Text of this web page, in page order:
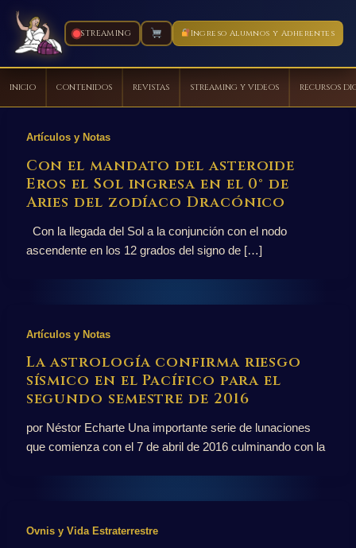
STREAMING Ingreso Alumnos y Adherentes
INICIO CONTENIDOS REVISTAS STREAMING Y VIDEOS RECURSOS
Artículos y Notas
Con el mandato del asteroide
Eros el Sol ingresa en el 0° de
Aries del zodíaco Dracónico
Con la llegada del Sol a la conjunción con el nodo
ascendente en los 12 grados del signo de […]
Artículos y Notas
La astrología confirma riesgo
sísmico en el Pacífico para el
segundo semestre de 2016
por Néstor Echarte Una importante serie de lunaciones
que comienza con el 7 de abril de 2016 culminando con la
Ovnis y Vida Estraterrestre